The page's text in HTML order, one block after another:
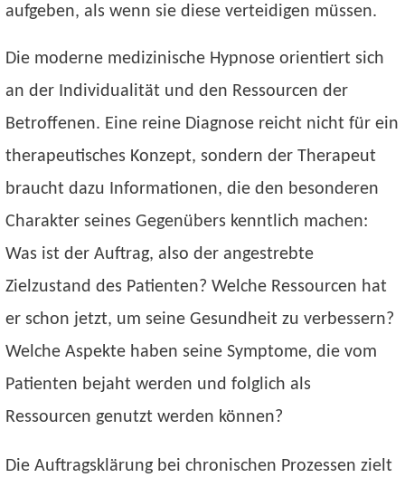
aufgeben, als wenn sie diese verteidigen müssen.
Die moderne medizinische Hypnose orientiert sich
an der Individualität und den Ressourcen der
Betroffenen. Eine reine Diagnose reicht nicht für ein
therapeutisches Konzept, sondern der Therapeut
braucht dazu Informationen, die den besonderen
Charakter seines Gegenübers kenntlich machen:
Was ist der Auftrag, also der angestrebte
Zielzustand des Patienten? Welche Ressourcen hat
er schon jetzt, um seine Gesundheit zu verbessern?
Welche Aspekte haben seine Symptome, die vom
Patienten bejaht werden und folglich als
Ressourcen genutzt werden können?
Die Auftragsklärung bei chronischen Prozessen zielt